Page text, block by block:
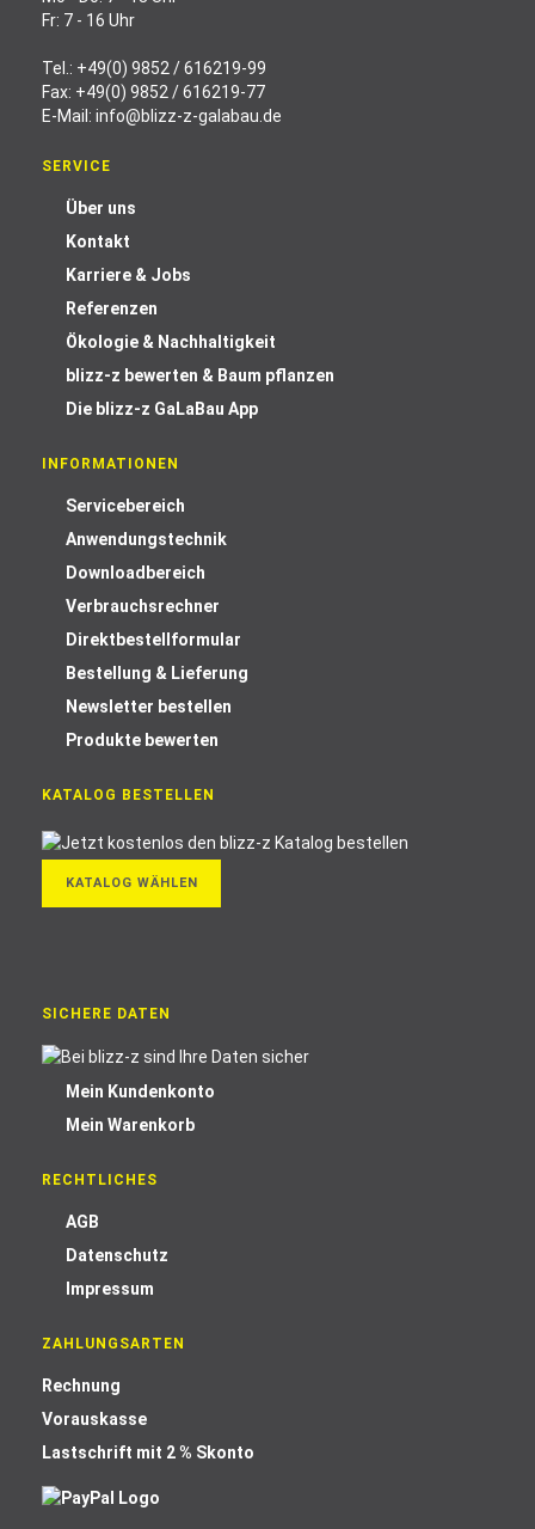
Fr: 7 - 16 Uhr
Tel.: +49(0) 9852 / 616219-99
Fax: +49(0) 9852 / 616219-77
E-Mail: info@blizz-z-galabau.de
SERVICE
Über uns
Kontakt
Karriere & Jobs
Referenzen
Ökologie & Nachhaltigkeit
blizz-z bewerten & Baum pflanzen
Die blizz-z GaLaBau App
INFORMATIONEN
Servicebereich
Anwendungstechnik
Downloadbereich
Verbrauchsrechner
Direktbestellformular
Bestellung & Lieferung
Newsletter bestellen
Produkte bewerten
KATALOG BESTELLEN
KATALOG WÄHLEN
SICHERE DATEN
Mein Kundenkonto
Mein Warenkorb
RECHTLICHES
AGB
Datenschutz
Impressum
ZAHLUNGSARTEN
Rechnung
Vorauskasse
Lastschrift mit 2 % Skonto